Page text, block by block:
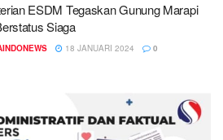
ESDM Tegaskan Gunung Marapi
Siaga
18 JANUARI 2024 0